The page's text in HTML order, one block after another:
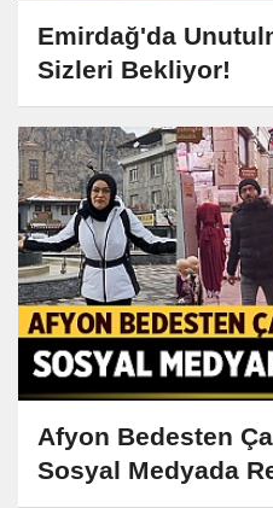
Emirdağ'da
Sizleri Bekliyor!
Afyon Bedesten
Sosyal Medyada